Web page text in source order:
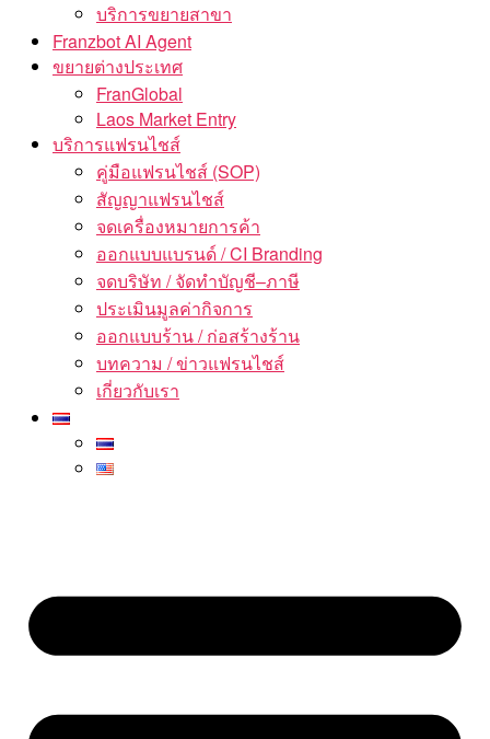
บริการขยายสาขา
Franzbot AI Agent
ขยายต่างประเทศ
FranGlobal
Laos Market Entry
บริการแฟรนไชส์
คู่มือแฟรนไชส์ (SOP)
สัญญาแฟรนไชส์
จดเครื่องหมายการค้า
ออกแบบแบรนด์ / CI Branding
จดบริษัท / จัดทำบัญชี–ภาษี
ประเมินมูลค่ากิจการ
ออกแบบร้าน / ก่อสร้างร้าน
บทความ / ข่าวแฟรนไชส์
เกี่ยวกับเรา